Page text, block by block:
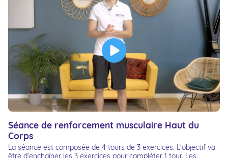
Séance de renforcement musculaire Haut du
Corps
La séance est composée de 4 tours de 3 exercices. L'objectif va
être d'enchaîner les 3 exercices pour compléter 1 tour. Les